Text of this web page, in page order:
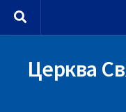
Skip to content
Церква